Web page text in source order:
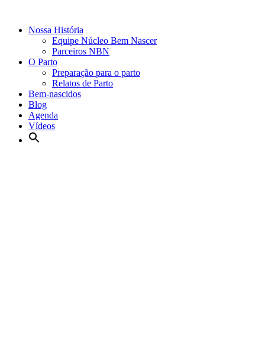
Nossa História
Equipe Núcleo Bem Nascer
Parceiros NBN
O Parto
Preparação para o parto
Relatos de Parto
Bem-nascidos
Blog
Agenda
Vídeos